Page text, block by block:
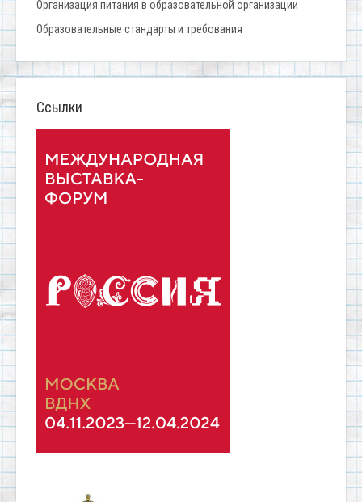
Организация питания в образовательной организации
Образовательные стандарты и требования
Ссылки